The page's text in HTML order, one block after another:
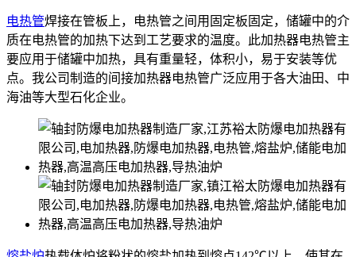
电热管焊接在管板上，电热管之间用固定板固定，储罐中的介
质在电热管的加热下达到工艺要求的温度。此加热器电热管主
要应用于储罐中加热，具有重量轻，体积小，易于安装等优
点。我公司制造的间接加热器电热管广泛应用于各大油田、中
海油等大型石化企业。